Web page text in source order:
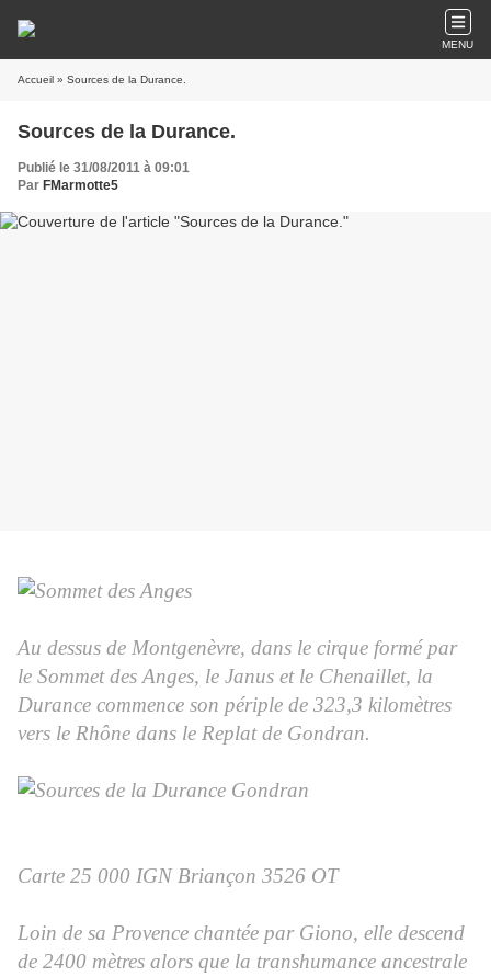
MENU
Accueil » Sources de la Durance.
Sources de la Durance.
Publié le 31/08/2011 à 09:01
Par FMarmotte5
Au dessus de Montgenèvre, dans le cirque formé par
le Sommet des Anges, le Janus et le Chenaillet, la
Durance commence son périple de 323,3 kilomètres
vers le Rhône dans le Replat de Gondran.
Carte 25 000 IGN Briançon 3526 OT
Loin de sa Provence chantée par Giono, elle descend
de 2400 mètres alors que la transhumance ancestrale